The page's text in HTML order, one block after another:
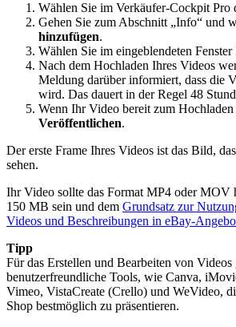
Wählen Sie im Verkäufer-Cockpit Pro
Gehen Sie zum Abschnitt „Info“ und
hinzufügen.
Wählen Sie im eingeblendeten
Nach dem Hochladen Ihres Videos
Meldung darüber informiert, dass die
wird. Das dauert in der Regel 48
Wenn Ihr Video bereit zum
Veröffentlichen.
Der erste Frame Ihres Videos ist das Bild,
sehen.
Ihr Video sollte das Format MP4 oder MOV
150 MB sein und dem Grundsatz zur
Videos und Beschreibungen in eBay-
Tipp
Für das Erstellen und Bearbeiten von Videos
benutzerfreundliche Tools, wie Canva,
Vimeo, VistaCreate (Crello) und WeVideo,
Shop bestmöglich zu präsentieren.